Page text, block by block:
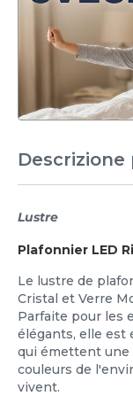
Lustre
Plafonnier LED
Le lustre de
Cristal et Verre
Parfaite pour les
élégants, elle est
qui émettent une
couleurs de
vivent.